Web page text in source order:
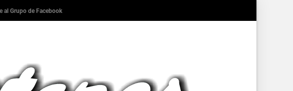
al Grupo de Facebook